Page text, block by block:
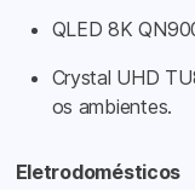
QLED 8K
Crystal UHD
os ambientes.
Eletrodomésticos